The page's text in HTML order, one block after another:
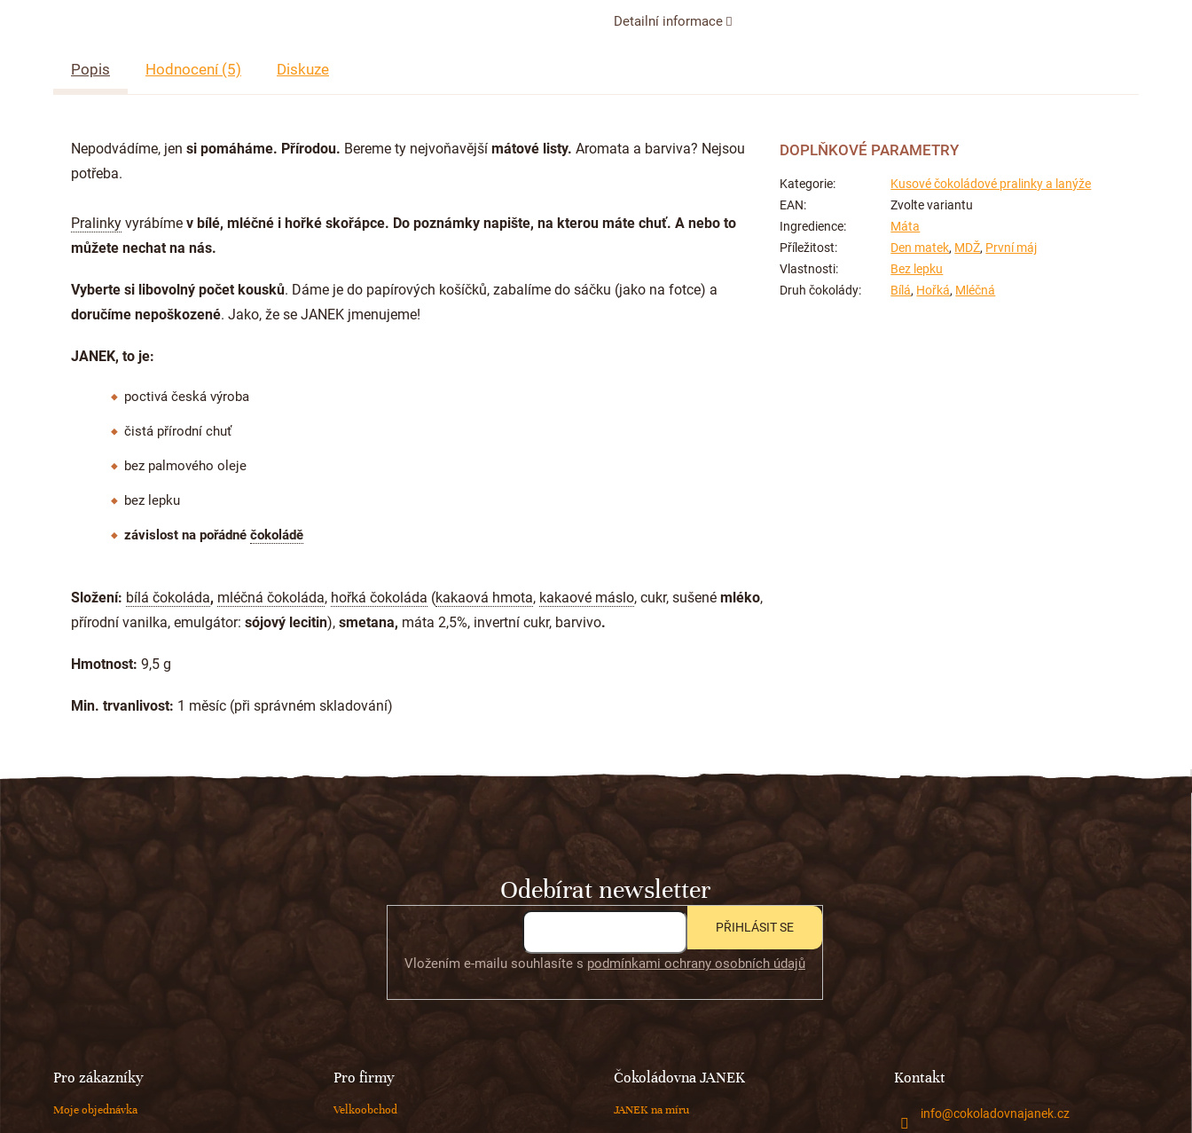
Detailní informace
Popis Hodnocení (5) Diskuze
Nepodvádíme, jen si pomáháme. Přírodou. Bereme ty nejvoňavější mátové listy. Aromata a barviva? Nejsou
potřeba.
Pralinky vyrábíme v bílé, mléčné i hořké skořápce. Do poznámky napište, na kterou máte chuť. A nebo to
můžete nechat na nás.
Vyberte si libovolný počet kousků. Dáme je do papírových košíčků, zabalíme do sáčku (jako na fotce) a
doručíme nepoškozené. Jako, že se JANEK jmenujeme!
JANEK, to je:
poctivá česká výroba
čistá přírodní chuť
bez palmového oleje
bez lepku
závislost na pořádné čokoládě
Složení: bílá čokoláda, mléčná čokoláda, hořká čokoláda (kakaová hmota, kakaové máslo, cukr, sušené mléko,
přírodní vanilka, emulgátor: sójový lecitin), smetana, máta 2,5%, invertní cukr, barvivo.
Hmotnost: 9,5 g
Min. trvanlivost: 1 měsíc (při správném skladování)
DOPLŇKOVÉ PARAMETRY
Kategorie:
Kusové čokoládové pralinky a lanýže
EAN:
Zvolte variantu
Ingredience:
Máta
Příležitost: Den matek, MDŽ, První máj
Vlastnosti:
Bez lepku
Druh čokolády: Bílá, Hořká, Mléčná
Z
á
p
a
Odebírat newsletter
Vložením e-mailu souhlasíte s podmínkami ochrany osobních údajů
PŘIHLÁSIT SE
Pro zákazníky
Moje objednávka
Pro firmy
Velkoobchod
Čokoládovna JANEK
JANEK na míru
Kontakt
info@cokoladovnajanek.cz